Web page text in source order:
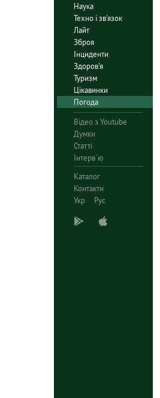
Наука
Техно і зв'язок
Лайт
Зброя
Інциденти
Здоров'я
Туризм
Цікавинки
Погода
Відео з Youtube
Думки
Статті
Інтерв`ю
Каталог
Контакти
Укр
Рус